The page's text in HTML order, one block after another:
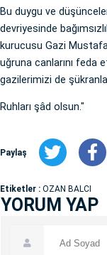
Bu duygu ve
devriyesinde
kurucusu Gazi
uğruna canlarını feda
gazilerimizi de
Ruhları şâd olsun."
Paylaş
Etiketler : OZAN BALCI
YORUM YAP